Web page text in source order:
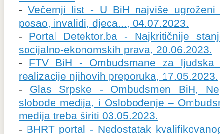
- Večernji list - U BiH najviše
posao, invalidi, djeca..., 04.07.2023.
- Portal Detektor.ba - Najkritičnije
socijalno-ekonomskih prava, 20.06.2023.
- FTV BiH - Ombudsmane za
realizacije njihovih preporuka, 17.05.2023.
- Glas Srpske - Ombudsmen BiH,
slobode medija, i Oslobođenje –
medija treba širiti 03.05.2023.
- BHRT portal - Nedostatak